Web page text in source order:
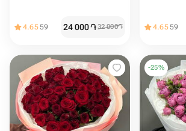
4.6559 24 000֏32 000֏ 4.6559
-25%